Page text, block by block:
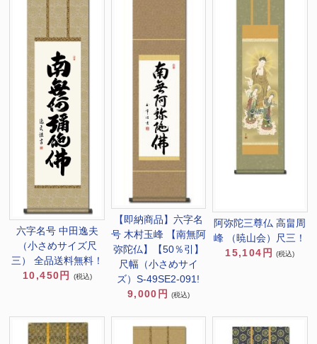
六字名号 中田逸夫
（小さめサイズ尺
三） 全品送料無料！
10,450円
(税込)
【即納商品】六字名
号 木村玉峰 【南無阿
弥陀仏】【50％引】
尺幅（小さめサイ
ズ）S-49SE2-091!
9,000円
(税込)
阿弥陀三尊仏 高畠周
峰 （暁山会）尺三！
15,104円
(税込)